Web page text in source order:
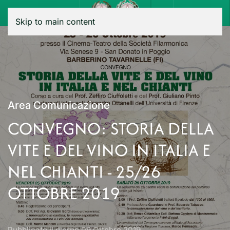
Skip to main content
Area Comunicazione
CONVEGNO: STORIA DELLA
VITE E DEL VINO IN ITALIA E
NEL CHIANTI - 25/26
OTTOBRE 2019